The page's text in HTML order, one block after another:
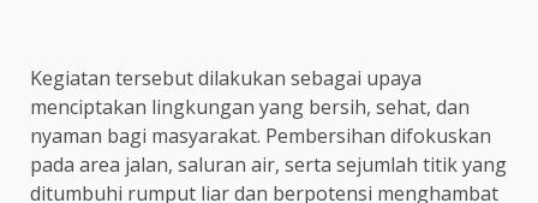
Kegiatan tersebut dilakukan sebagai upaya
menciptakan lingkungan yang bersih, sehat, dan
nyaman bagi masyarakat. Pembersihan difokuskan
pada area jalan, saluran air, serta sejumlah titik yang
ditumbuhi rumput liar dan berpotensi menghambat